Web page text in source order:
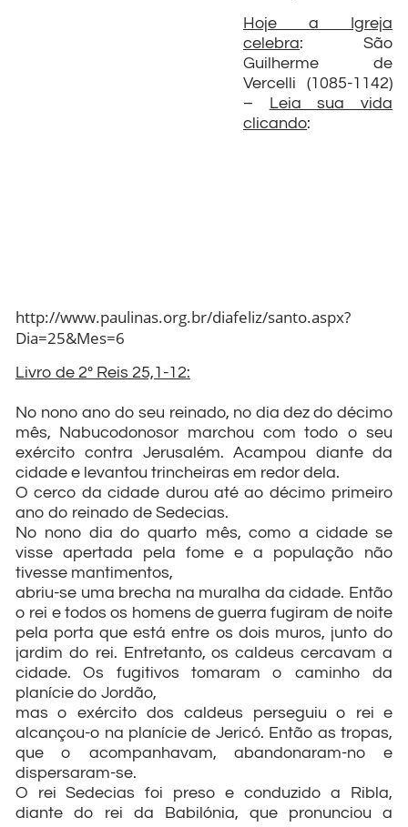
Hoje a Igreja
celebra: São
Guilherme de
Vercelli (1085-1142)
–
Leia sua vida
clicando:
http://www.paulinas.org.br/diafeliz/santo.aspx?
Dia=25&Mes=6
Livro de 2º Reis 25,1-12:
No nono ano do seu reinado, no dia dez do décimo
mês, Nabucodonosor marchou com todo o seu
exército contra Jerusalém. Acampou diante da
cidade e levantou trincheiras em redor dela.
O cerco da cidade durou até ao décimo primeiro
ano do reinado de Sedecias.
No nono dia do quarto mês, como a cidade se
visse apertada pela fome e a população não
tivesse mantimentos,
abriu-se uma brecha na muralha da cidade. Então
o rei e todos os homens de guerra fugiram de noite
pela porta que está entre os dois muros, junto do
jardim do rei. Entretanto, os caldeus cercavam a
cidade. Os fugitivos tomaram o caminho da
planície do Jordão,
mas o exército dos caldeus perseguiu o rei e
alcançou-o na planície de Jericó. Então as tropas,
que o acompanhavam, abandonaram-no e
dispersaram-se.
O rei Sedecias foi preso e conduzido a Ribla,
diante do rei da Babilónia, que pronunciou a